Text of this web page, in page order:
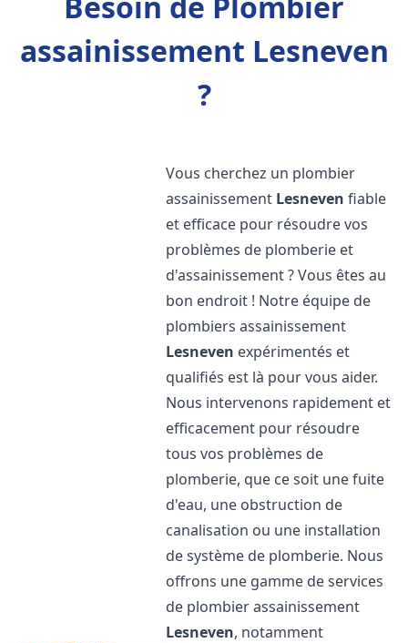
assainissement Lesneven
?
Vous cherchez un plombier
assainissement Lesneven fiable
et efficace pour résoudre vos
problèmes de plomberie et
d'assainissement ? Vous êtes au
bon endroit ! Notre équipe de
plombiers assainissement
Lesneven expérimentés et
qualifiés est là pour vous aider.
Nous intervenons rapidement et
efficacement pour résoudre
tous vos problèmes de
plomberie, que ce soit une fuite
d'eau, une obstruction de
canalisation ou une installation
de système de plomberie. Nous
offrons une gamme de services
de plombier assainissement
Lesneven, notamment